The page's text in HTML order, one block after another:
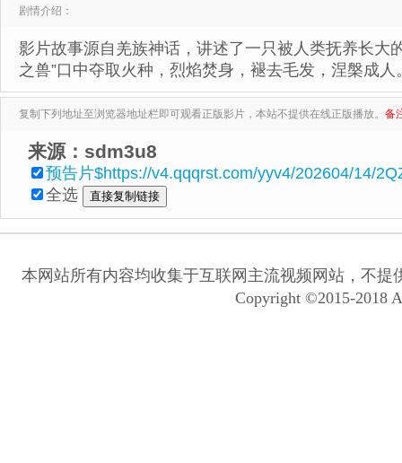
剧情介绍：
影片故事源自羌族神话，讲述了一只被人类抚养长大
之兽”口中夺取火种，烈焰焚身，褪去毛发，涅槃成人
复制下列地址至浏览器地址栏即可观看正版影片，本站不提供在线正版播放。 备
来源：sdm3u8
预告片$https://v4.qqqrst.com/yyv4/202604/14/
全选
本网站所有内容均收集于互联网主流视频网站，不
Copyright ©2015-2018